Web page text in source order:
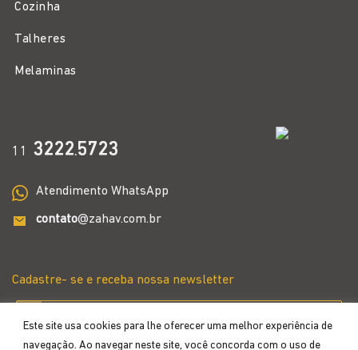
Este site usa cookies para lhe oferecer uma melhor experiência de
navegação. Ao navegar neste site, você concorda com o uso de
Cozinha
Talheres
Melaminas
11 3222.5723
Atendimento WhatsApp
contato@zahav.com.br
Cadastre- se e receba nossa newsletter